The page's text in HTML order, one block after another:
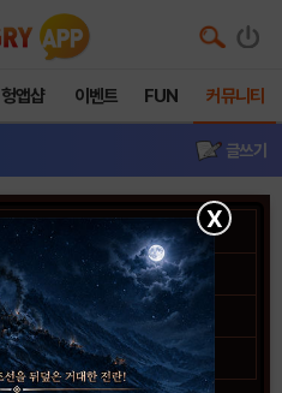
헝앱샵 이벤트 FUN 커뮤니티
글쓰기
난쟁이족 철 투구
방어구
군주, 기사, 마법사, 요정
X